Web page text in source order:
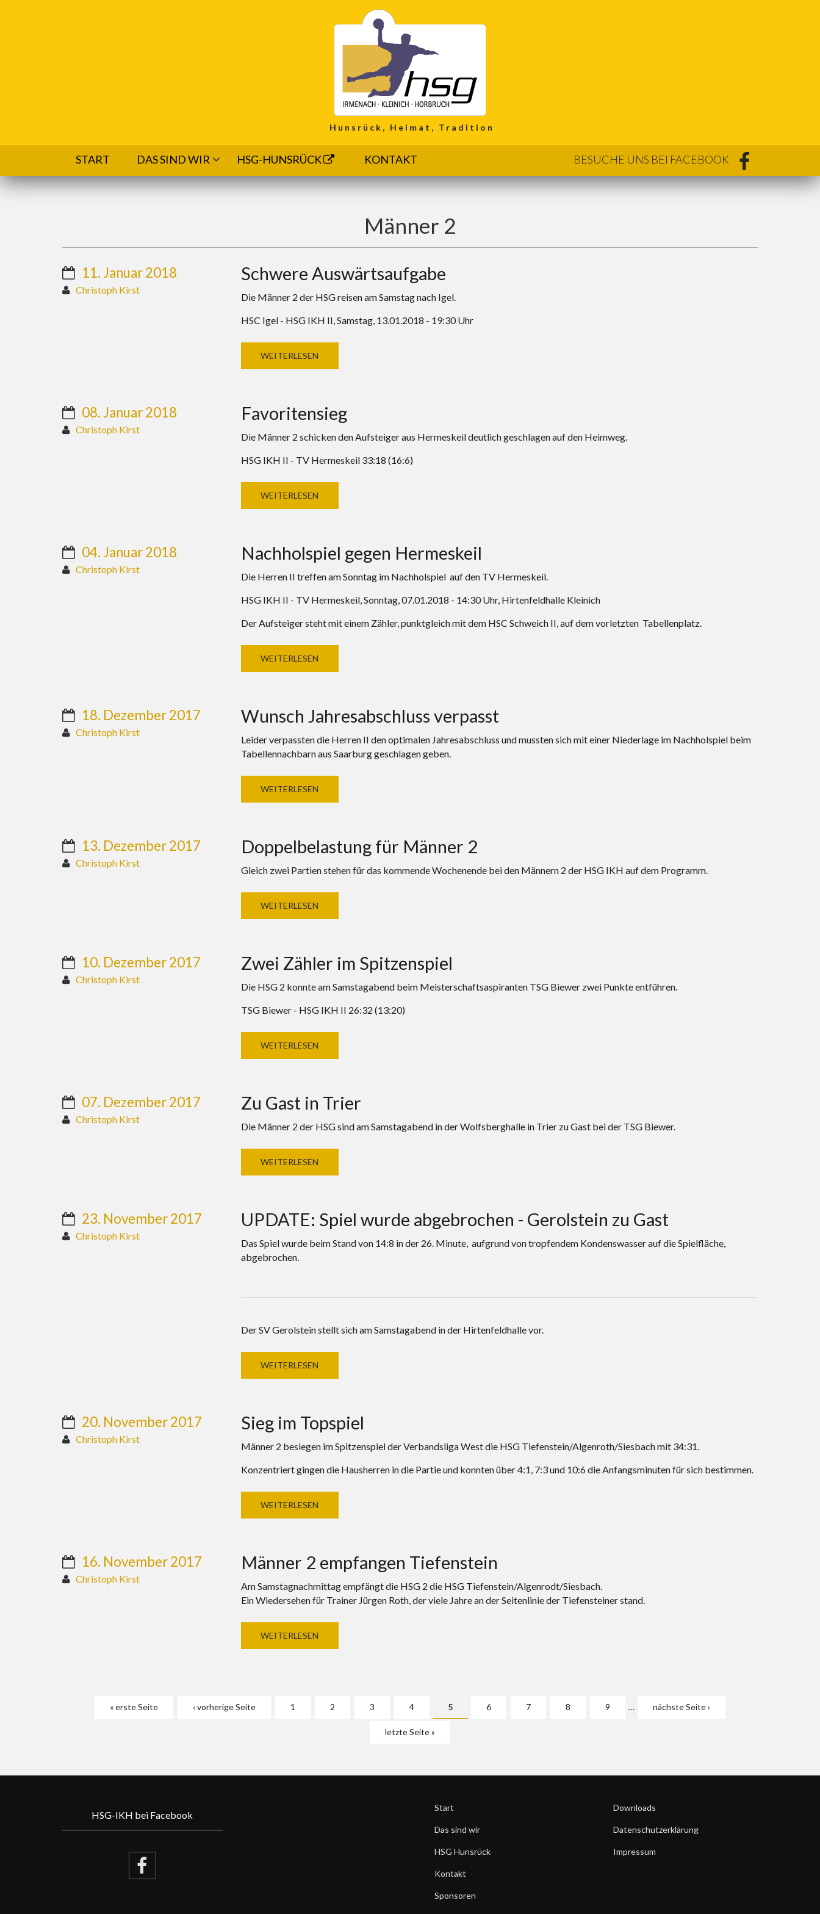
Hunsrück, Heimat, Tradition
START DAS SIND WIR HSG-HUNSRÜCK KONTAKT BESUCHE UNS BEI FACEBOOK
Männer 2
11. Januar 2018
Christoph Kirst
Schwere Auswärtsaufgabe
Die Männer 2 der HSG reisen am Samstag nach Igel.
HSC Igel - HSG IKH II, Samstag, 13.01.2018 - 19:30 Uhr
WEITERLESEN
08. Januar 2018
Christoph Kirst
Favoritensieg
Die Männer 2 schicken den Aufsteiger aus Hermeskeil deutlich geschlagen auf den Heimweg.
HSG IKH II - TV Hermeskeil 33:18 (16:6)
WEITERLESEN
04. Januar 2018
Christoph Kirst
Nachholspiel gegen Hermeskeil
Die Herren II treffen am Sonntag im Nachholspiel auf den TV Hermeskeil.
HSG IKH II - TV Hermeskeil, Sonntag, 07.01.2018 - 14:30 Uhr, Hirtenfeldhalle Kleinich
Der Aufsteiger steht mit einem Zähler, punktgleich mit dem HSC Schweich II, auf dem vorletzten Tabellenplatz.
WEITERLESEN
18. Dezember 2017
Christoph Kirst
Wunsch Jahresabschluss verpasst
Leider verpassten die Herren II den optimalen Jahresabschluss und mussten sich mit einer Niederlage im Nachholspiel beim
Tabellennachbarn aus Saarburg geschlagen geben.
WEITERLESEN
13. Dezember 2017
Christoph Kirst
Doppelbelastung für Männer 2
Gleich zwei Partien stehen für das kommende Wochenende bei den Männern 2 der HSG IKH auf dem Programm.
WEITERLESEN
10. Dezember 2017
Christoph Kirst
Zwei Zähler im Spitzenspiel
Die HSG 2 konnte am Samstagabend beim Meisterschaftsaspiranten TSG Biewer zwei Punkte entführen.
TSG Biewer - HSG IKH II 26:32 (13:20)
WEITERLESEN
07. Dezember 2017
Christoph Kirst
Zu Gast in Trier
Die Männer 2 der HSG sind am Samstagabend in der Wolfsberghalle in Trier zu Gast bei der TSG Biewer.
WEITERLESEN
23. November 2017
Christoph Kirst
UPDATE: Spiel wurde abgebrochen - Gerolstein zu Gast
Das Spiel wurde beim Stand von 14:8 in der 26. Minute, aufgrund von tropfendem Kondenswasser auf die Spielfläche,
abgebrochen.
Der SV Gerolstein stellt sich am Samstagabend in der Hirtenfeldhalle vor.
WEITERLESEN
20. November 2017
Christoph Kirst
Sieg im Topspiel
Männer 2 besiegen im Spitzenspiel der Verbandsliga West die HSG Tiefenstein/Algenroth/Siesbach mit 34:31.
Konzentriert gingen die Hausherren in die Partie und konnten über 4:1, 7:3 und 10:6 die Anfangsminuten für sich bestimmen.
WEITERLESEN
16. November 2017
Christoph Kirst
Männer 2 empfangen Tiefenstein
Am Samstagnachmittag empfängt die HSG 2 die HSG Tiefenstein/Algenrodt/Siesbach.
Ein Wiedersehen für Trainer Jürgen Roth, der viele Jahre an der Seitenlinie der Tiefensteiner stand.
WEITERLESEN
« erste Seite ‹ vorherige Seite 1 2 3 4 5 6 7 8 9 … nächste Seite ›
letzte Seite »
HSG-IKH bei Facebook
Start
Das sind wir
HSG Hunsrück
Kontakt
Sponsoren
Downloads
Datenschutzerklärung
Impressum